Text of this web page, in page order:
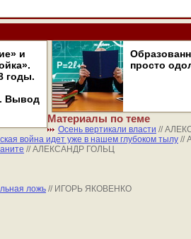
и
годы.
Вывод
просто
Материалы по теме
Осень вертикали власти //
война идет уже в нашем глубоком тылу //
// АЛЕКСАНДР ГОЛЬЦ
ложь // ИГОРЬ ЯКОВЕНКО